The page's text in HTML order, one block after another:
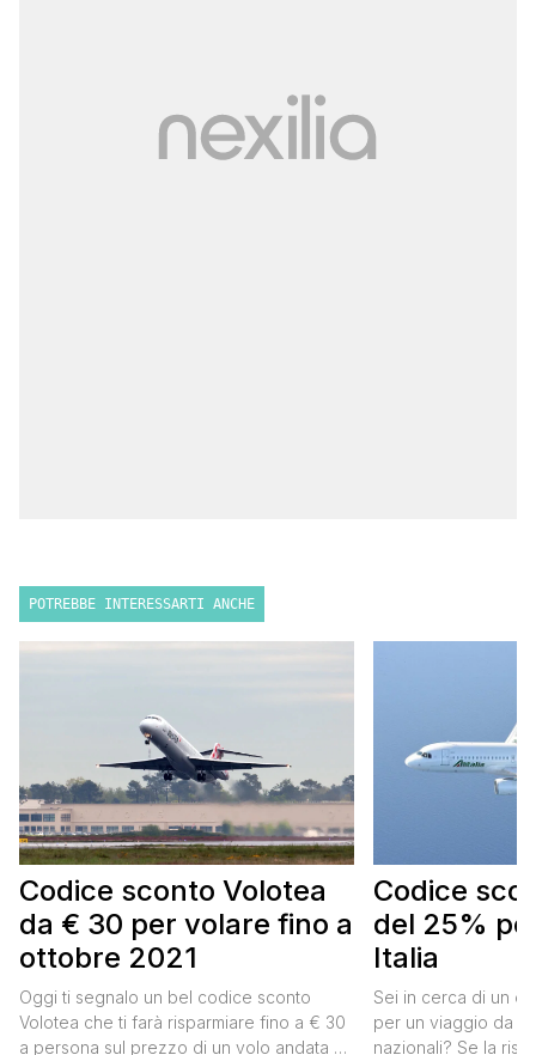
POTREBBE INTERESSARTI ANCHE
Codice sconto Volotea
da € 30 per volare fino a
ottobre 2021
Oggi ti segnalo un bel codice sconto
Volotea che ti farà risparmiare fino a € 30
a persona sul prezzo di un volo andata e
Codice
del 25%
Italia
Sei in cerca di un
per un viaggio da
nazionali? Se la